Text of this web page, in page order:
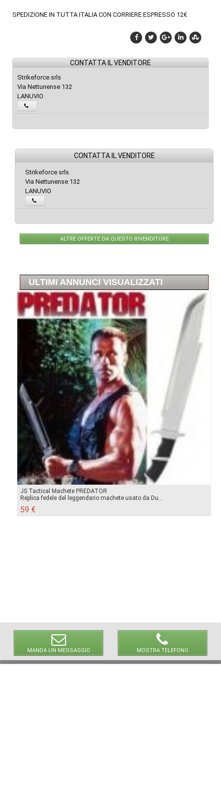
SPEDIZIONE IN TUTTA ITALIA CON CORRIERE ESPRESSO 12€
CONTATTA IL VENDITORE
Strikeforce srls
Via Nettunense 132
LANUVIO
MANDA UN MESSAGGIO MOSTRA TELEFONO
CONTATTA IL VENDITORE
Strikeforce srls
Via Nettunense 132
LANUVIO
ALTRE OFFERTE DA QUESTO RIVENDITORE
ULTIMI ANNUNCI VISUALIZZATI
JS Tactical Machete PREDATOR
Replica fedele del leggendario machete usato da Du...
59 €